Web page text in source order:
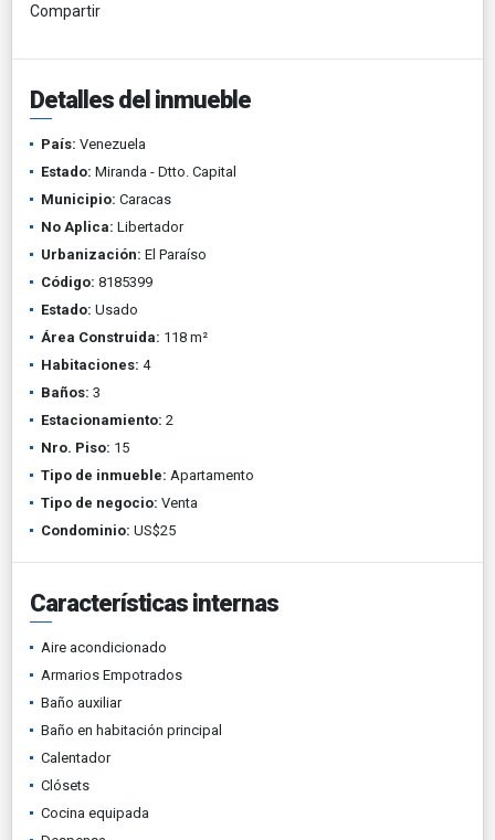
Compartir
Detalles del inmueble
País: Venezuela
Estado: Miranda - Dtto. Capital
Municipio: Caracas
No Aplica: Libertador
Urbanización: El Paraíso
Código: 8185399
Estado: Usado
Área Construida: 118 m²
Habitaciones: 4
Baños: 3
Estacionamiento: 2
Nro. Piso: 15
Tipo de inmueble: Apartamento
Tipo de negocio: Venta
Condominio: US$25
Características internas
Aire acondicionado
Armarios Empotrados
Baño auxiliar
Baño en habitación principal
Calentador
Clósets
Cocina equipada